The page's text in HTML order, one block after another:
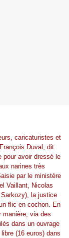
caricaturistes et
Duval, dit
pour avoir dressé le
narines très
par le ministère
Vaillant, Nicolas
la justice
flic en cochon. En
manière, via des
dans un ouvrage
(16 euros) dans